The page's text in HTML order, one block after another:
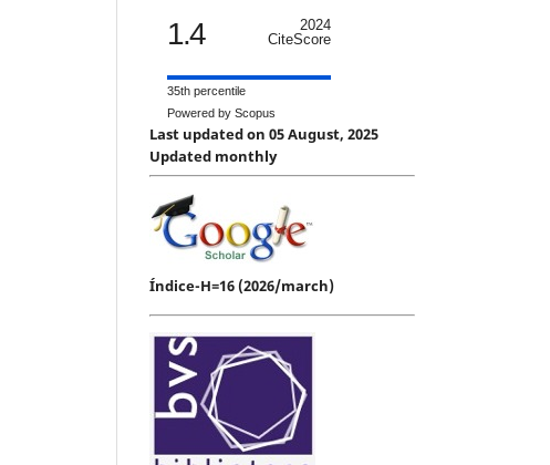
1.4
2024
CiteScore
35th percentile
Powered by Scopus
Last updated on 05 August, 2025
Updated monthly
Índice-H=16 (2026/march)